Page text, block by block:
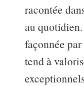
racontée
au
façonnée
tend à